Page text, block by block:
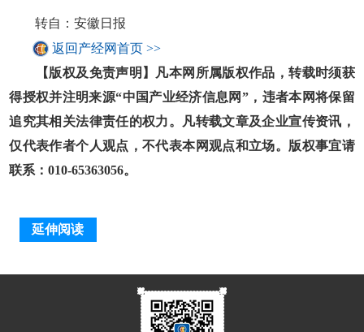
转自：安徽日报
返回产经网首页 >>
【版权及免责声明】凡本网所属版权作品，转载时须获
得授权并注明来源“中国产业经济信息网”，违者本网将保留
追究其相关法律责任的权力。凡转载文章及企业宣传资讯，
仅代表作者个人观点，不代表本网观点和立场。版权事宜请
联系：010-65363056。
延伸阅读